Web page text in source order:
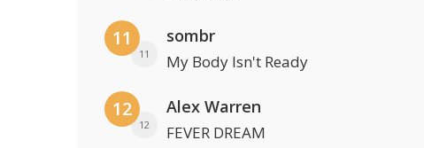
11
11
sombr
My Body Isn't Ready
12
12
Alex Warren
FEVER DREAM